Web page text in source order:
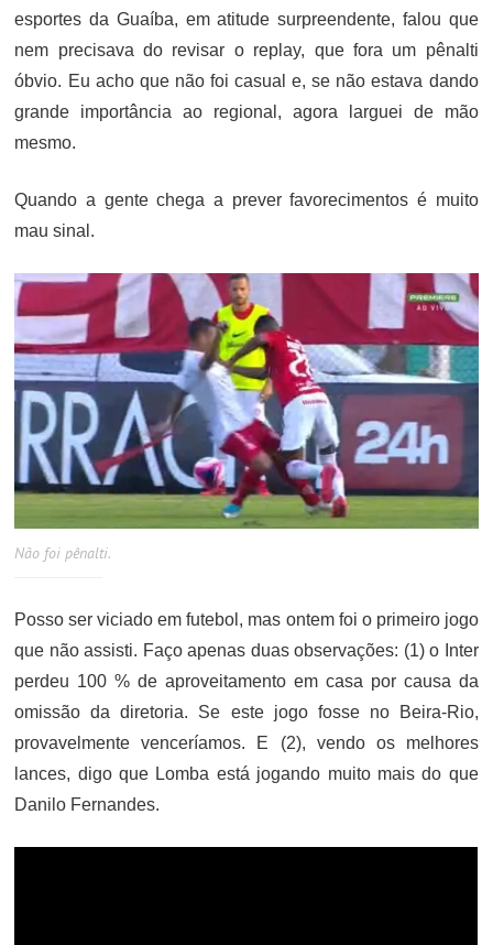
esportes da Guaíba, em atitude surpreendente, falou que
nem precisava do revisar o replay, que fora um pênalti
óbvio. Eu acho que não foi casual e, se não estava dando
grande importância ao regional, agora larguei de mão
mesmo.
Quando a gente chega a prever favorecimentos é muito
mau sinal.
Não foi pênalti.
Posso ser viciado em futebol, mas ontem foi o primeiro jogo
que não assisti. Faço apenas duas observações: (1) o Inter
perdeu 100 % de aproveitamento em casa por causa da
omissão da diretoria. Se este jogo fosse no Beira-Rio,
provavelmente venceríamos. E (2), vendo os melhores
lances, digo que Lomba está jogando muito mais do que
Danilo Fernandes.